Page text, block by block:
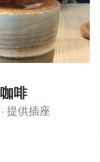
啡
提供插座